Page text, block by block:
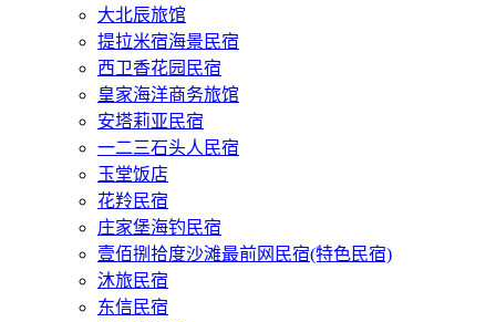
大北辰旅馆
提拉米宿海景民宿
西卫香花园民宿
皇家海洋商务旅馆
安塔莉亚民宿
一二三石头人民宿
玉堂饭店
花羚民宿
庄家堡海钓民宿
壹佰捌拾度沙滩最前网民宿(特色民宿)
沐旅民宿
东信民宿